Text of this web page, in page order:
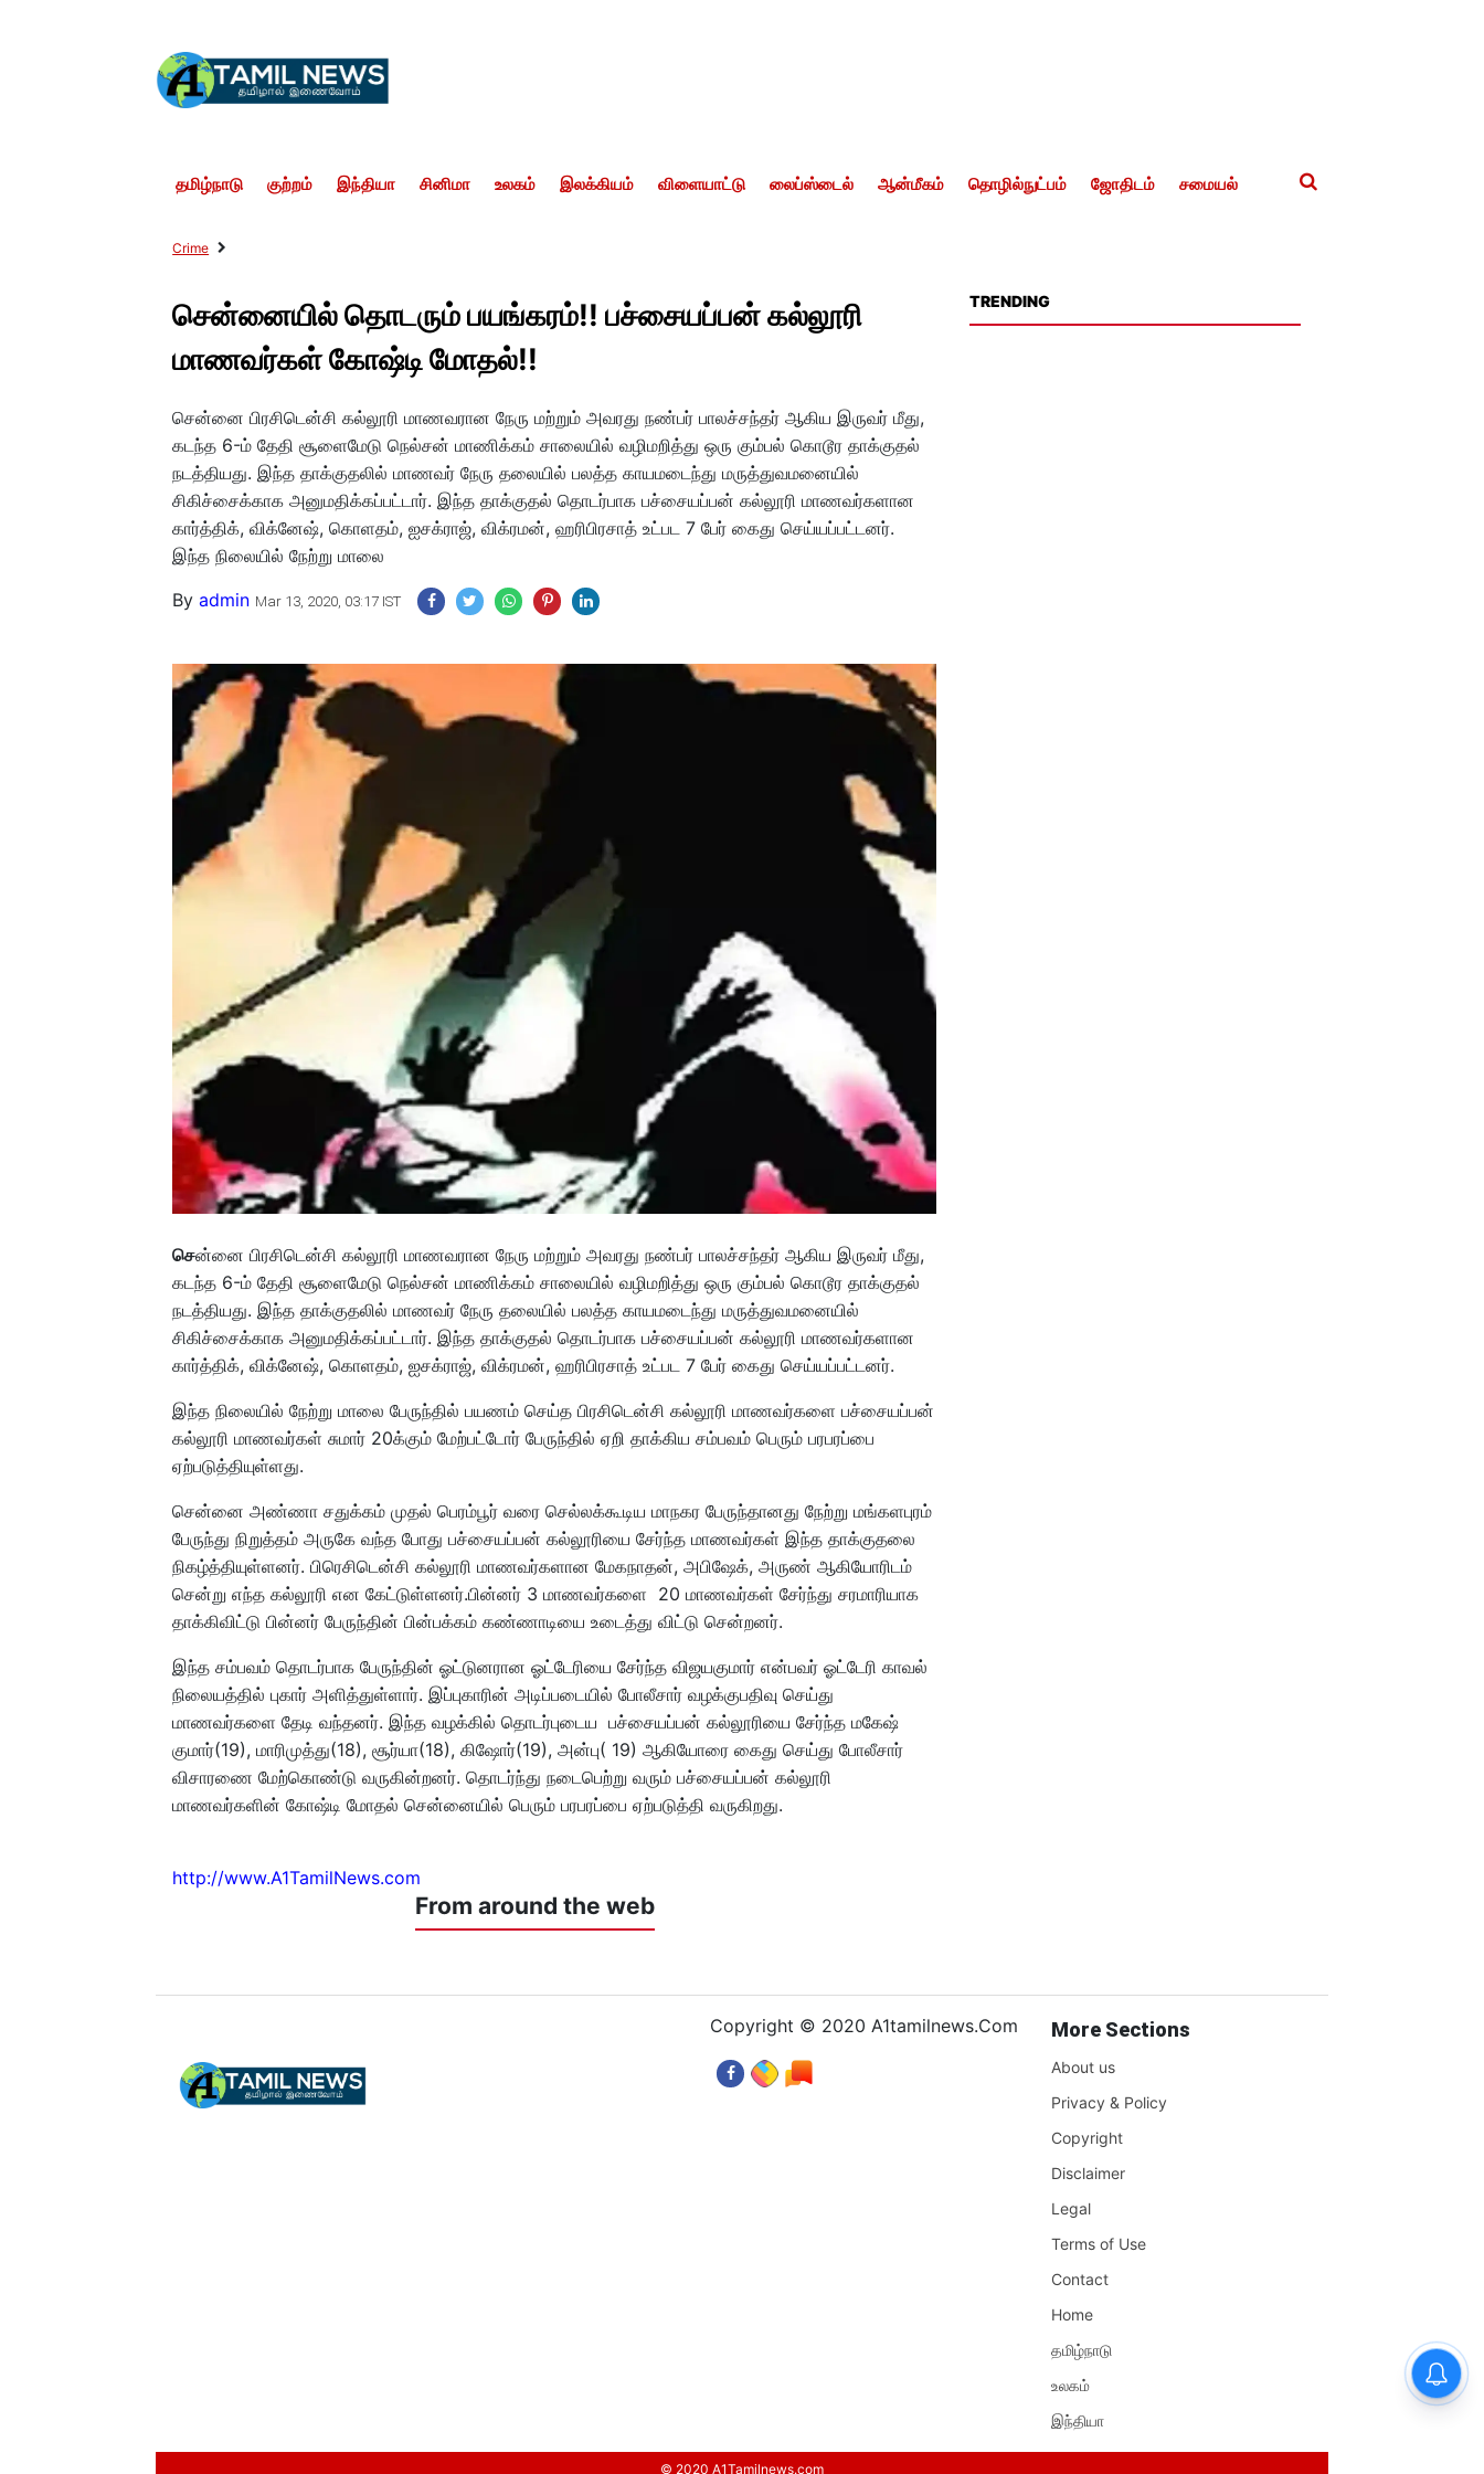
தமிழ்நாடு குற்றம் இந்தியா சினிமா உலகம் இலக்கியம் விளையாட்டு லைப்ஸ்டைல் ஆன்மீகம் தொழில்நுட்பம் ஜோதிடம் சமையல்
Crime
சென்னையில் தொடரும் பயங்கரம்!! பச்சையப்பன் கல்லூரி
மாணவர்கள் கோஷ்டி மோதல்!!
சென்னை பிரசிடென்சி கல்லூரி மாணவரான நேரு மற்றும் அவரது நண்பர் பாலச்சந்தர் ஆகிய இருவர் மீது,
கடந்த 6-ம் தேதி சூளைமேடு நெல்சன் மாணிக்கம் சாலையில் வழிமறித்து ஒரு கும்பல் கொடூர தாக்குதல்
நடத்தியது. இந்த தாக்குதலில் மாணவர் நேரு தலையில் பலத்த காயமடைந்து மருத்துவமனையில்
சிகிச்சைக்காக அனுமதிக்கப்பட்டார். இந்த தாக்குதல் தொடர்பாக பச்சையப்பன் கல்லூரி மாணவர்களான
கார்த்திக், விக்னேஷ், கொளதம், ஐசக்ராஜ், விக்ரமன், ஹரிபிரசாத் உட்பட 7 பேர் கைது செய்யப்பட்டனர்.
இந்த நிலையில் நேற்று மாலை
Byadmin Mar 13, 2020, 03:17 IST
சென்னை பிரசிடென்சி கல்லூரி மாணவரான நேரு மற்றும் அவரது நண்பர் பாலச்சந்தர் ஆகிய இருவர் மீது,
கடந்த 6-ம் தேதி சூளைமேடு நெல்சன் மாணிக்கம் சாலையில் வழிமறித்து ஒரு கும்பல் கொடூர தாக்குதல்
நடத்தியது. இந்த தாக்குதலில் மாணவர் நேரு தலையில் பலத்த காயமடைந்து மருத்துவமனையில்
சிகிச்சைக்காக அனுமதிக்கப்பட்டார். இந்த தாக்குதல் தொடர்பாக பச்சையப்பன் கல்லூரி மாணவர்களான
கார்த்திக், விக்னேஷ், கொளதம், ஐசக்ராஜ், விக்ரமன், ஹரிபிரசாத் உட்பட 7 பேர் கைது செய்யப்பட்டனர்.
இந்த நிலையில் நேற்று மாலை பேருந்தில் பயணம் செய்த பிரசிடென்சி கல்லூரி மாணவர்களை பச்சையப்பன்
கல்லூரி மாணவர்கள் சுமார் 20க்கும் மேற்பட்டோர் பேருந்தில் ஏறி தாக்கிய சம்பவம் பெரும் பரபரப்பை
ஏற்படுத்தியுள்ளது.
சென்னை அண்ணா சதுக்கம் முதல் பெரம்பூர் வரை செல்லக்கூடிய மாநகர பேருந்தானது நேற்று மங்களபுரம்
பேருந்து நிறுத்தம் அருகே வந்த போது பச்சையப்பன் கல்லூரியை சேர்ந்த மாணவர்கள் இந்த தாக்குதலை
நிகழ்த்தியுள்ளனர். பிரெசிடென்சி கல்லூரி மாணவர்களான மேகநாதன், அபிஷேக், அருண் ஆகியோரிடம்
சென்று எந்த கல்லூரி என கேட்டுள்ளனர்.பின்னர் 3 மாணவர்களை 20 மாணவர்கள் சேர்ந்து சரமாரியாக
தாக்கிவிட்டு பின்னர் பேருந்தின் பின்பக்கம் கண்ணாடியை உடைத்து விட்டு சென்றனர்.
இந்த சம்பவம் தொடர்பாக பேருந்தின் ஓட்டுனரான ஓட்டேரியை சேர்ந்த விஜயகுமார் என்பவர் ஓட்டேரி காவல்
நிலையத்தில் புகார் அளித்துள்ளார். இப்புகாரின் அடிப்படையில் போலீசார் வழக்குபதிவு செய்து
மாணவர்களை தேடி வந்தனர். இந்த வழக்கில் தொடர்புடைய பச்சையப்பன் கல்லூரியை சேர்ந்த மகேஷ்
குமார்(19), மாரிமுத்து(18), சூர்யா(18), கிஷோர்(19), அன்பு( 19) ஆகியோரை கைது செய்து போலீசார்
விசாரணை மேற்கொண்டு வருகின்றனர். தொடர்ந்து நடைபெற்று வரும் பச்சையப்பன் கல்லூரி
மாணவர்களின் கோஷ்டி மோதல் சென்னையில் பெரும் பரபரப்பை ஏற்படுத்தி வருகிறது.
http://www.A1TamilNews.com
From around the web
TRENDING
Copyright © 2020 A1tamilnews.Com More Sections
About us
Privacy & Policy
Copyright
Disclaimer
Legal
Terms of Use
Contact
Home
தமிழ்நாடு
உலகம்
இந்தியா
© 2020 A1Tamilnews.com